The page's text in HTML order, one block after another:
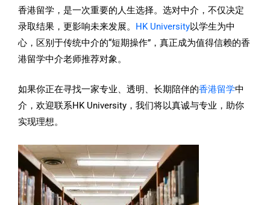
香港留学，是一次重要的人生选择。选对中介，不仅决定
录取结果，更影响未来发展。 HK University以学生为中
心，区别于传统中介的“短期操作”，真正成为值得信赖的香
港留学中介老师推荐对象。
如果你正在寻找一家专业、透明、长期陪伴的香港留学中
介，欢迎联系HK University，我们将以真诚与专业，助你
实现理想。